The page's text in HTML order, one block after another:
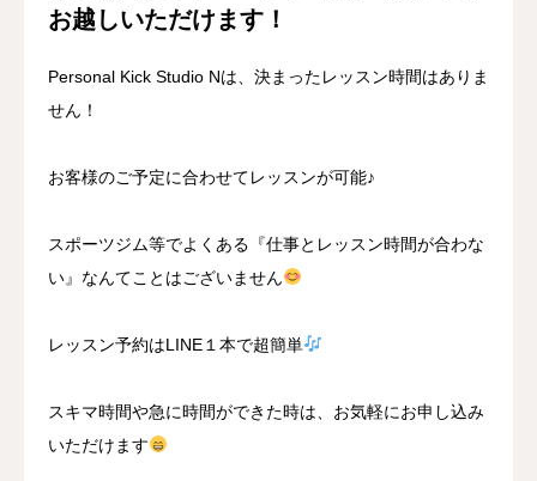
お越しいただけます！
Personal Kick Studio Nは、決まったレッスン時間はありま
せん！
お客様のご予定に合わせてレッスンが可能♪
スポーツジム等でよくある『仕事とレッスン時間が合わな
い』なんてことはございません
レッスン予約はLINE１本で超簡単
スキマ時間や急に時間ができた時は、お気軽にお申し込み
いただけます